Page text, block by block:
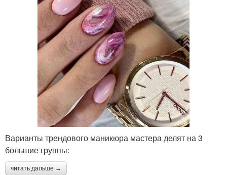
Варианты трендового маникюра мастера делят на 3
большие группы:
читать дальше →